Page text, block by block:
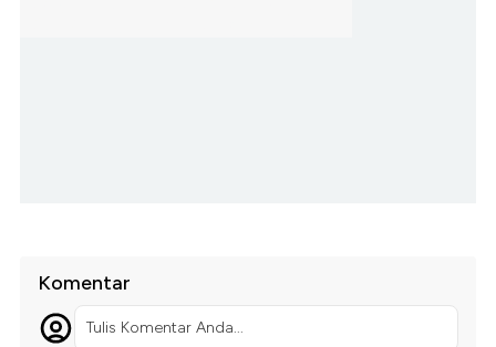
Komentar
Tulis Komentar Anda...